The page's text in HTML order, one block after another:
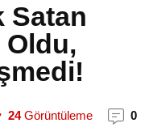
Satan
Oldu,
24Görüntüleme 0